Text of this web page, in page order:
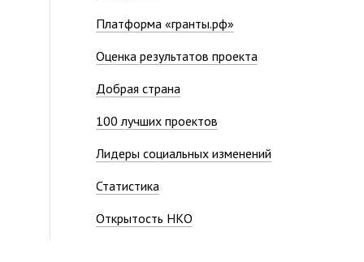
Платформа «гранты.рф»
Оценка результатов проекта
Добрая страна
100 лучших проектов
Лидеры социальных изменений
Статистика
Открытость НКО